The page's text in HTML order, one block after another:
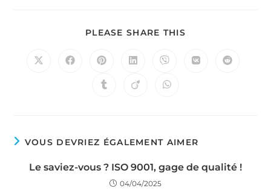
PLEASE SHARE THIS
VOUS DEVRIEZ ÉGALEMENT AIMER
Le saviez-vous ? ISO 9001, gage de qualité !
04/04/2025